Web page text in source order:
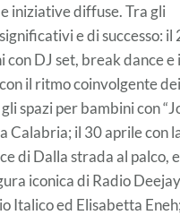
iniziative diffuse. Tra gli
e di successo: il
con DJ set, break dance e
il ritmo coinvolgente
spazi per bambini con
Calabria; il 30 aprile con
di Dalla strada al palco,
iconica di Radio
Italico ed Elisabetta